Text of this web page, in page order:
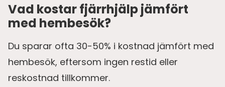
Vad kostar fjärrhjälp jämfört
med hembesök?
Du sparar ofta 30-50% i kostnad jämfört med
hembesök, eftersom ingen restid eller
reskostnad tillkommer.